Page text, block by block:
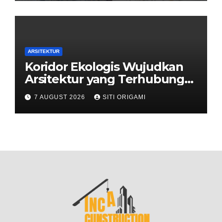
ARSITEKTUR
Koridor Ekologis Wujudkan
Arsitektur yang Terhubung
dengan Alam
7 AUGUST 2026 SITI ORIGAMI